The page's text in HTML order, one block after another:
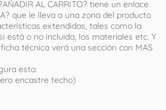
AL CARRITO? tiene un enlace
que le lleva a una zona del producto
extendidas, tales como la
está o no incluida, los materiales etc. Y
técnica verá una sección con MAS
esto:
encastre techo)